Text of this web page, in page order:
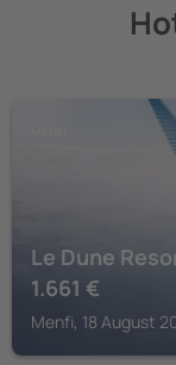
Le Dune
1.661 €
Menfi, 18 August